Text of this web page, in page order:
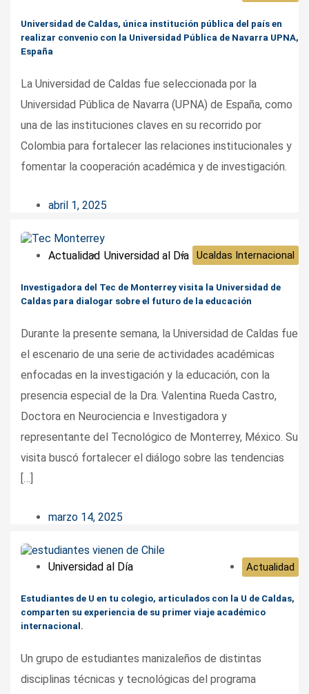
Universidad de Caldas, única institución pública del país en
realizar convenio con la Universidad Pública de Navarra UPNA,
España
La Universidad de Caldas fue seleccionada por la
Universidad Pública de Navarra (UPNA) de España, como
una de las instituciones claves en su recorrido por
Colombia para fortalecer las relaciones institucionales y
fomentar la cooperación académica y de investigación.
abril 1, 2025
Actualidad Universidad al Día Ucaldas Internacional
Investigadora del Tec de Monterrey visita la Universidad de
Caldas para dialogar sobre el futuro de la educación
Durante la presente semana, la Universidad de Caldas fue
el escenario de una serie de actividades académicas
enfocadas en la investigación y la educación, con la
presencia especial de la Dra. Valentina Rueda Castro,
Doctora en Neurociencia e Investigadora y
representante del Tecnológico de Monterrey, México. Su
visita buscó fortalecer el diálogo sobre las tendencias
[…]
marzo 14, 2025
Universidad al Día Actualidad
Estudiantes de U en tu colegio, articulados con la U de Caldas,
comparten su experiencia de su primer viaje académico
internacional.
Un grupo de estudiantes manizaleños de distintas
disciplinas técnicas y tecnológicas del programa